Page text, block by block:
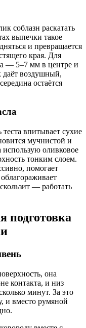
соблазн раскатать
выпечки такое
и превращается
края. Для
— 5–7 мм в центре и
воздушный,
остаётся
впитывает сухие
мучнистой и
использую оливковое
тонким слоем.
помогает
— работать
подготовка
она
контакта, и низ
минут. За это
и вместо румяной